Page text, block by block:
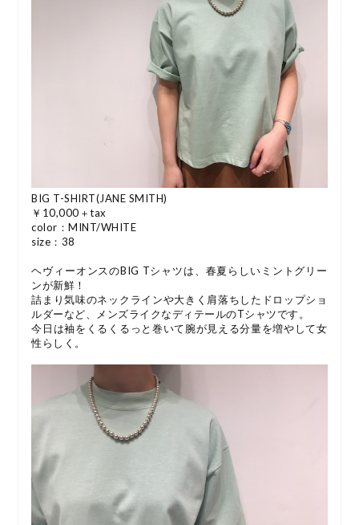
BIG T-SHIRT(JANE SMITH)
￥10,000＋tax
color：MINT/WHITE
size：38
ヘヴィーオンスのBIG Tシャツは、春夏らしいミントグリー
ンが新鮮！
詰まり気味のネックラインや大きく肩落ちしたドロップショ
ルダーなど、メンズライクなディテールのTシャツです。
今日は袖をくるくるっと巻いて腕が見える分量を増やして女
性らしく。